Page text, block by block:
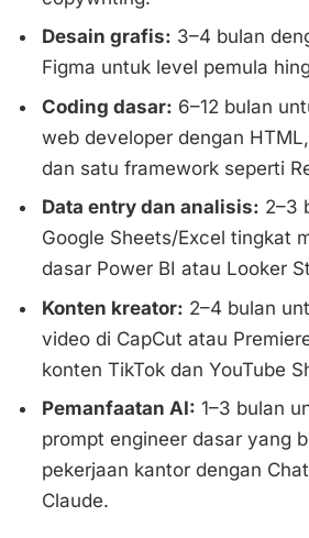
Desain grafis: 3–4 bulan
Figma untuk level pemula
Coding dasar: 6–12 bulan
web developer dengan
dan satu framework seperti
Data entry dan analisis: 2–3
Google Sheets/Excel tingkat
dasar Power BI atau Looker
Konten kreator: 2–4 bulan
video di CapCut atau
konten TikTok dan YouTube
Pemanfaatan AI: 1–3 bulan
prompt engineer dasar yang
pekerjaan kantor dengan
Claude.